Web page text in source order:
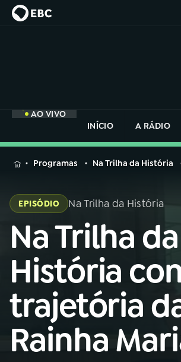
AO VIVO
INÍCIO
A RÁDIO
MENU
Buscar
na
Rádio
Nacional
01INÍCIO
02 A RÁDIO
na
Rádio
Programas Na Trilha da História
EPISÓDIO Na Trilha da História
Na Trilha da
História
trajetória
Rainha